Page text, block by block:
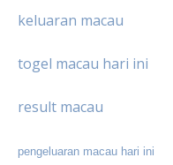
keluaran macau
togel macau hari ini
result macau
pengeluaran macau hari ini